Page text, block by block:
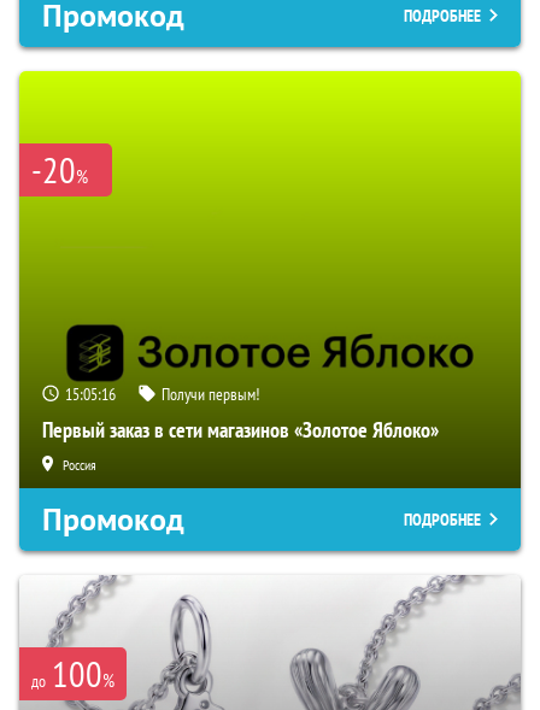
Промокод ПОДРОБНЕЕ
-20%
15:05:15 Получи первым!
Первый заказ в сети магазинов «Золотое Яблоко»
Россия
Промокод ПОДРОБНЕЕ
до 100%